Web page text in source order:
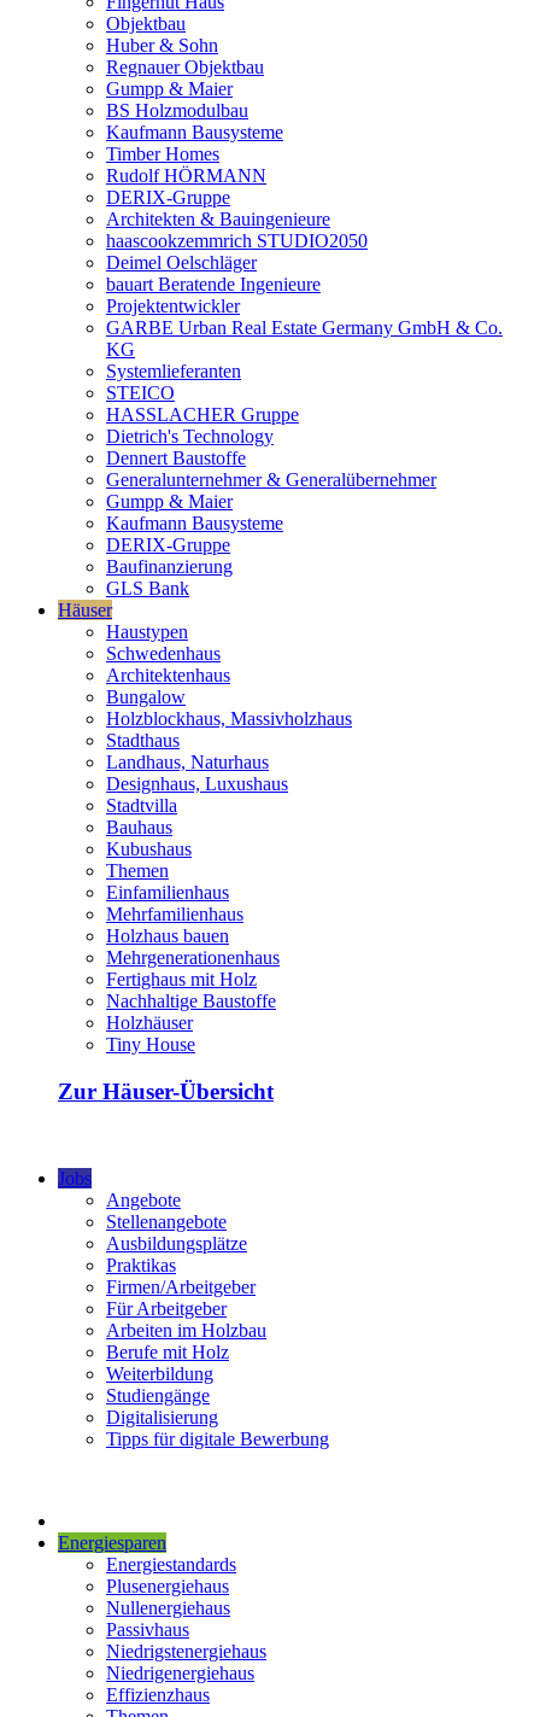
Objektbau
Huber & Sohn
Regnauer Objektbau
Gumpp & Maier
BS Holzmodulbau
Kaufmann Bausysteme
Timber Homes
Rudolf HÖRMANN
DERIX-Gruppe
Architekten & Bauingenieure
haascookzemmrich STUDIO2050
Deimel Oelschläger
bauart Beratende Ingenieure
Projektentwickler
GARBE Urban Real Estate Germany GmbH & Co.
KG
Systemlieferanten
STEICO
HASSLACHER Gruppe
Dietrich's Technology
Dennert Baustoffe
Generalunternehmer & Generalübernehmer
Gumpp & Maier
Kaufmann Bausysteme
DERIX-Gruppe
Baufinanzierung
GLS Bank
Häuser
Haustypen
Schwedenhaus
Architektenhaus
Bungalow
Holzblockhaus, Massivholzhaus
Stadthaus
Landhaus, Naturhaus
Designhaus, Luxushaus
Stadtvilla
Bauhaus
Kubushaus
Themen
Einfamilienhaus
Mehrfamilienhaus
Holzhaus bauen
Mehrgenerationenhaus
Fertighaus mit Holz
Nachhaltige Baustoffe
Holzhäuser
Tiny House
Zur Häuser-Übersicht
Jobs
Angebote
Stellenangebote
Ausbildungsplätze
Praktikas
Firmen/Arbeitgeber
Für Arbeitgeber
Arbeiten im Holzbau
Berufe mit Holz
Weiterbildung
Studiengänge
Digitalisierung
Tipps für digitale Bewerbung
Energiesparen
Energiestandards
Plusenergiehaus
Nullenergiehaus
Passivhaus
Niedrigstenergiehaus
Niedrigenergiehaus
Effizienzhaus